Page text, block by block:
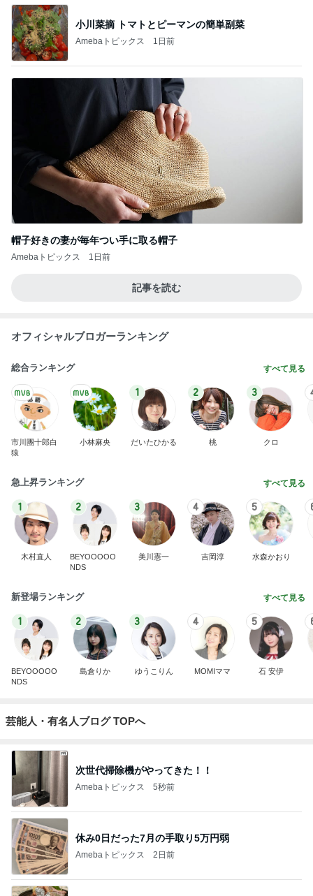
小川菜摘 トマトとピーマンの簡単副菜
Amebaトピックス 1日前
帽子好きの妻が毎年つい手に取る帽子
Amebaトピックス 1日前
記事を読む
オフィシャルブロガーランキング
総合ランキング すべて見る
市川團十郎白
猿
小林麻央
1
だいたひかる
2
桃
3
クロ
急上昇ランキング すべて見る
1
木村直人
2
BEYOOOOO
NDS
3
美川憲一
4
吉岡淳
5
水森かおり
新登場ランキング すべて見る
1
BEYOOOOO
NDS
2
島倉りか
3
ゆうこりん
4
MOMIママ
5
石 安伊
芸能人・有名人ブログ TOPへ
次世代掃除機がやってきた！！
Amebaトピックス 5秒前
休み0日だった7月の手取り5万円弱
Amebaトピックス 2日前